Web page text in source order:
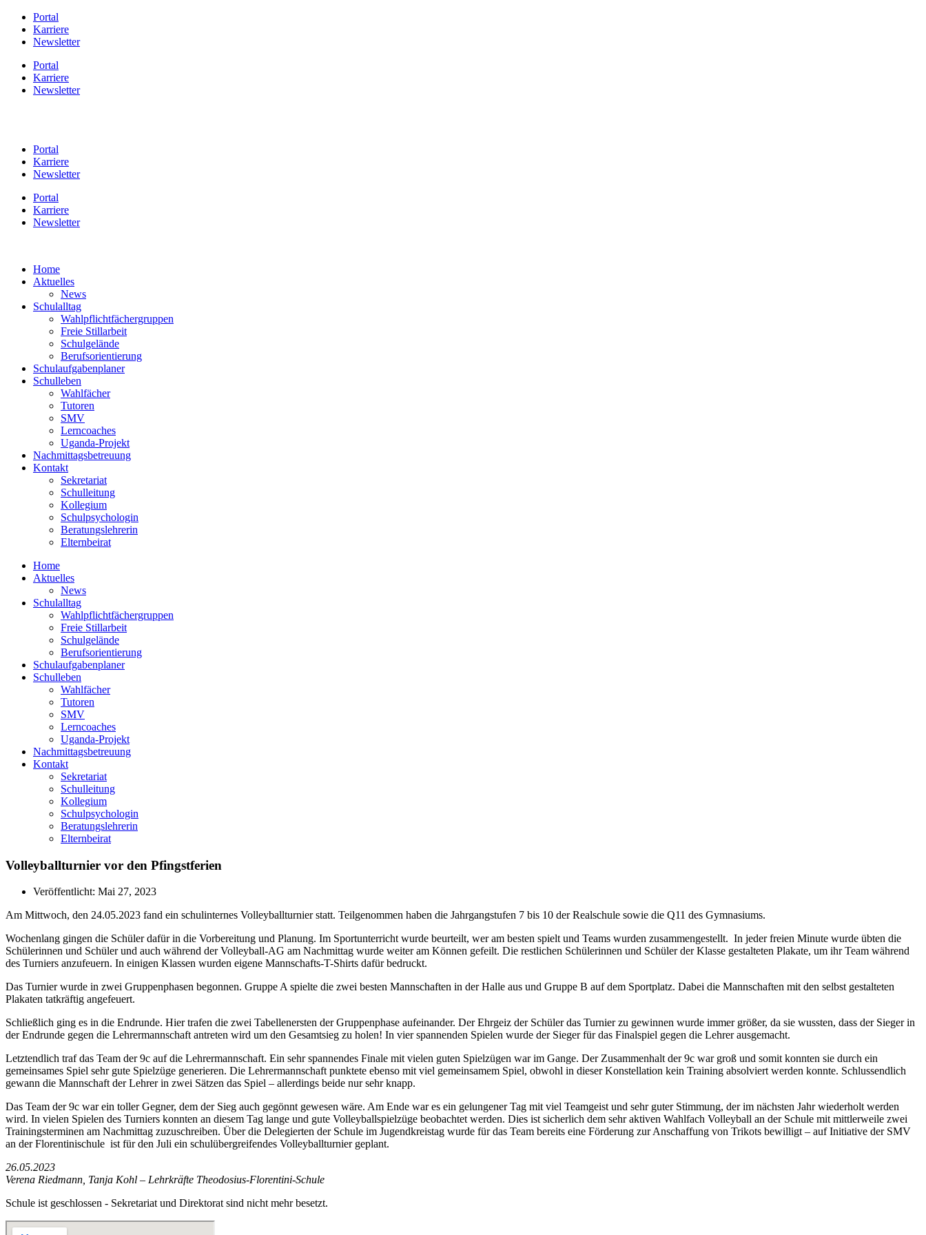
Zum
Inhalt
springen
Portal
Karriere
Newsletter
Portal
Karriere
Newsletter
Portal
Karriere
Newsletter
Portal
Karriere
Newsletter
Home
Aktuelles
News
Schulalltag
Wahlpflichtfächergruppen
Freie Stillarbeit
Schulgelände
Berufsorientierung
Schulaufgabenplaner
Schulleben
Wahlfächer
Tutoren
SMV
Lerncoaches
Uganda-Projekt
Nachmittagsbetreuung
Kontakt
Sekretariat
Schulleitung
Kollegium
Schulpsychologin
Beratungslehrerin
Elternbeirat
Home
Aktuelles
News
Schulalltag
Wahlpflichtfächergruppen
Freie Stillarbeit
Schulgelände
Berufsorientierung
Schulaufgabenplaner
Schulleben
Wahlfächer
Tutoren
SMV
Lerncoaches
Uganda-Projekt
Nachmittagsbetreuung
Kontakt
Sekretariat
Schulleitung
Kollegium
Schulpsychologin
Beratungslehrerin
Elternbeirat
Volleyballturnier vor den Pfingstferien
Veröffentlicht: Mai 27, 2023
Am Mittwoch, den 24.05.2023 fand ein schulinternes Volleyballturnier statt. Teilgenommen haben die Jahrgangstufen 7 bis 10 der Realschule sowie die Q11 des Gymnasiums.
Wochenlang gingen die Schüler dafür in die Vorbereitung und Planung. Im Sportunterricht wurde beurteilt, wer am besten spielt und Teams wurden zusammengestellt. In jeder freien Minute wurde übten die
Schülerinnen und Schüler und auch während der Volleyball-AG am Nachmittag wurde weiter am Können gefeilt. Die restlichen Schülerinnen und Schüler der Klasse gestalteten Plakate, um ihr Team während
des Turniers anzufeuern. In einigen Klassen wurden eigene Mannschafts-T-Shirts dafür bedruckt.
Das Turnier wurde in zwei Gruppenphasen begonnen. Gruppe A spielte die zwei besten Mannschaften in der Halle aus und Gruppe B auf dem Sportplatz. Dabei die Mannschaften mit den selbst gestalteten
Plakaten tatkräftig angefeuert.
Schließlich ging es in die Endrunde. Hier trafen die zwei Tabellenersten der Gruppenphase aufeinander. Der Ehrgeiz der Schüler das Turnier zu gewinnen wurde immer größer, da sie wussten, dass der Sieger in
der Endrunde gegen die Lehrermannschaft antreten wird um den Gesamtsieg zu holen! In vier spannenden Spielen wurde der Sieger für das Finalspiel gegen die Lehrer ausgemacht.
Letztendlich traf das Team der 9c auf die Lehrermannschaft. Ein sehr spannendes Finale mit vielen guten Spielzügen war im Gange. Der Zusammenhalt der 9c war groß und somit konnten sie durch ein
gemeinsames Spiel sehr gute Spielzüge generieren. Die Lehrermannschaft punktete ebenso mit viel gemeinsamem Spiel, obwohl in dieser Konstellation kein Training absolviert werden konnte. Schlussendlich
gewann die Mannschaft der Lehrer in zwei Sätzen das Spiel – allerdings beide nur sehr knapp.
Das Team der 9c war ein toller Gegner, dem der Sieg auch gegönnt gewesen wäre. Am Ende war es ein gelungener Tag mit viel Teamgeist und sehr guter Stimmung, der im nächsten Jahr wiederholt werden
wird. In vielen Spielen des Turniers konnten an diesem Tag lange und gute Volleyballspielzüge beobachtet werden. Dies ist sicherlich dem sehr aktiven Wahlfach Volleyball an der Schule mit mittlerweile zwei
Trainingsterminen am Nachmittag zuzuschreiben. Über die Delegierten der Schule im Jugendkreistag wurde für das Team bereits eine Förderung zur Anschaffung von Trikots bewilligt – auf Initiative der SMV
an der Florentinischule ist für den Juli ein schulübergreifendes Volleyballturnier geplant.
26.05.2023
Verena Riedmann, Tanja Kohl – Lehrkräfte Theodosius-Florentini-Schule
Schule ist geschlossen - Sekretariat und Direktorat sind nicht mehr besetzt.